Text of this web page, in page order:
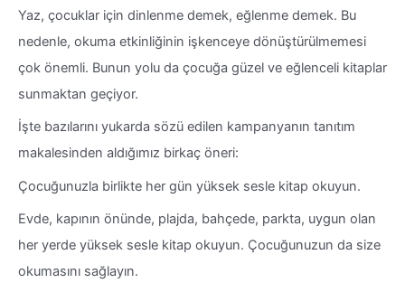
Yaz, çocuklar için dinlenme demek, eğlenme demek. Bu
nedenle, okuma etkinliğinin işkenceye dönüştürülmemesi
çok önemli. Bunun yolu da çocuğa güzel ve eğlenceli kitaplar
sunmaktan geçiyor.
İşte bazılarını yukarda sözü edilen kampanyanın tanıtım
makalesinden aldığımız birkaç öneri:
Çocuğunuzla birlikte her gün yüksek sesle kitap okuyun.
Evde, kapının önünde, plajda, bahçede, parkta, uygun olan
her yerde yüksek sesle kitap okuyun. Çocuğunuzun da size
okumasını sağlayın.